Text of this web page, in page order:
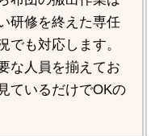
研修を終えた専任
でも対応します。
な人員を揃えてお
ているだけでOKの